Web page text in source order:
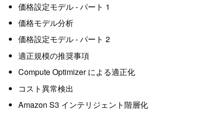
価格設定モデル - パート 1
価格モデル分析
価格設定モデル - パート 2
適正規模の推奨事項
Compute Optimizer による適正化
コスト異常検出
Amazon S3 インテリジェント階層化